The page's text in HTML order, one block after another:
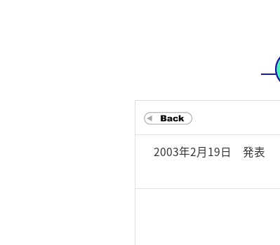
2003年2月19日 発表